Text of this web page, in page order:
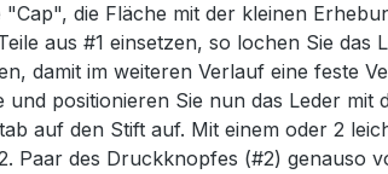
"Cap", die Fläche mit der kleinen
aus #1 einsetzen, so lochen Sie
damit im weiteren Verlauf eine feste
und positionieren Sie nun das Leder
auf den Stift auf. Mit einem oder 2
Paar des Druckknopfes (#2) genauso